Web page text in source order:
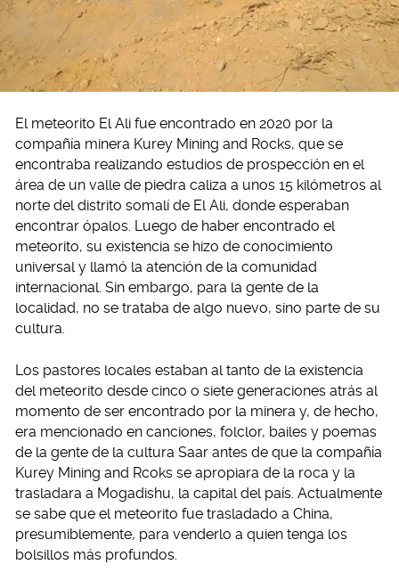
El meteorito El Ali fue encontrado en 2020 por la
compañía minera Kurey Mining and Rocks, que se
encontraba realizando estudios de prospección en el
área de un valle de piedra caliza a unos 15 kilómetros al
norte del distrito somalí de El Ali, donde esperaban
encontrar ópalos. Luego de haber encontrado el
meteorito, su existencia se hizo de conocimiento
universal y llamó la atención de la comunidad
internacional. Sin embargo, para la gente de la
localidad, no se trataba de algo nuevo, sino parte de su
cultura.
Los pastores locales estaban al tanto de la existencia
del meteorito desde cinco o siete generaciones atrás al
momento de ser encontrado por la minera y, de hecho,
era mencionado en canciones, folclor, bailes y poemas
de la gente de la cultura Saar antes de que la compañía
Kurey Mining and Rcoks se apropiara de la roca y la
trasladara a Mogadishu, la capital del país. Actualmente
se sabe que el meteorito fue trasladado a China,
presumiblemente, para venderlo a quien tenga los
bolsillos más profundos.